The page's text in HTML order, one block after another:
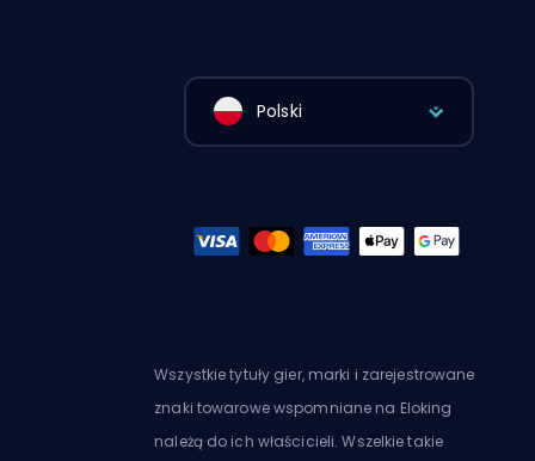
Polski
Wszystkie tytuły gier, marki i zarejestrowane
znaki towarowe wspomniane na Eloking
należą do ich właścicieli. Wszelkie takie